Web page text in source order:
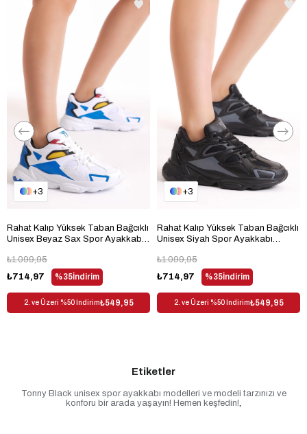
Yaş Grubu Yetişkin
Bağlama Şekli
Suni Deri
Trendyol Evet
Kullanım Alanı Outdoor
Dış Materyal Suni Deri
Desen
Sezon Her Sezon
Cinsiyet Unisex
3
Rahat Kalıp Yüksek Taban Bağcıklı
Unisex Beyaz Sax Spor Ayakkabı
%35İndirim
₺714,97
₺1.099,95
2. ve Üzeri %50 İndirim₺549,95
3
Rahat Kalıp Yüksek Taban Bağcıklı
Unisex Siyah Spor Ayakkabı
%35İndirim
₺714,97
₺1.099,95
2. ve Üzeri %50 İndirim₺549,95
Etiketler
Tonny Black unisex spor ayakkabı modelleri ve modeli tarzınızı ve
konforu bir arada yaşayın! Hemen keşfedin!